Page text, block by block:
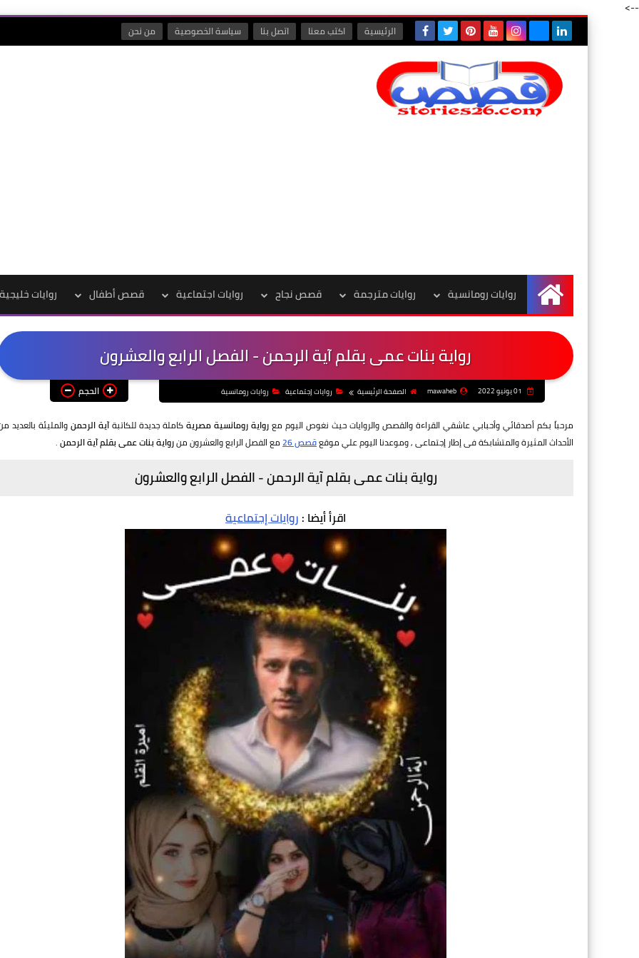
-->
الرئيسية اكتب معنا اتصل بنا سياسة الخصوصية من نحن
الرئيسية
روايات رومانسية روايات مترجمة قصص نجاح روايات اجتماعية قصص أطفال روايات خليجية
رواية بنات عمى بقلم آية الرحمن - الفصل الرابع والعشرون
mawaheb الصفحة الرئيسية روايات إجتماعية روايات رومانسية الحجم
مرحباً بكم أصدقائي وأحبابي عاشقي القراءة والقصص والروايات حيث نغوص اليوم معرواية رومانسية مصريةكاملة جديدة للكاتبةآية الرحمنوالمليئة بالعديد
الأحداث المثيرة والمتشابكة فى إطار إجتماعى, وموعدنا اليوم علي موقعقصص 26 مع الفصل الرابع والعشرون منرواية بنات عمى بقلم آية الرحمن.
رواية بنات عمى بقلم آية الرحمن - الفصل الرابع والعشرون
اقرأ أيضا : روايات إجتماعية